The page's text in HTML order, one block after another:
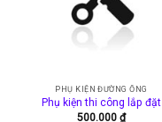
tùy
chọn
chọn
trên
PHỤ KIỆN ĐƯỜNG ỐNG
Phụ kiện thi công lắp đặt
500.000 ₫